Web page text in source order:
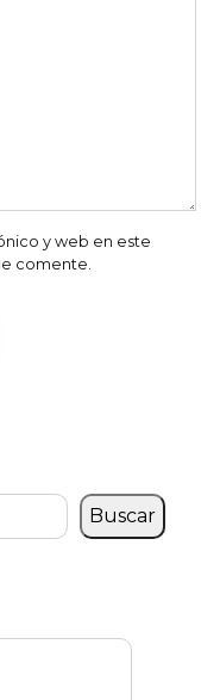
y web en este
comente.
Buscar